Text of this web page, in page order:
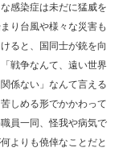
感染症は未だに猛威を
り台風や様々な災害も
ると、国同士が銃を向
戦争なんて、遠い世界
係ない」なんて言える
しめる形でかかわって
員一同、怪我や病気で
よりも僥倖なことだと